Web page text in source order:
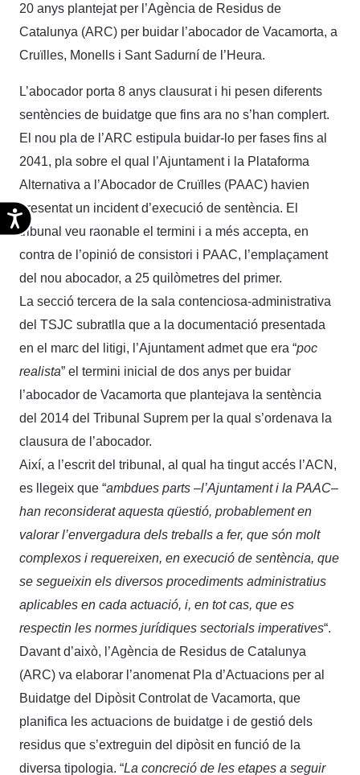
Accesibilidad
20 anys plantejat per l’Agència de Residus de
Catalunya (ARC) per buidar l’abocador de Vacamorta, a
Cruïlles, Monells i Sant Sadurní de l’Heura.
L’abocador porta 8 anys clausurat i hi pesen diferents
sentències de buidatge que fins ara no s’han complert.
El nou pla de l’ARC estipula buidar-lo per fases fins al
2041, pla sobre el qual l’Ajuntament i la Plataforma
Alternativa a l’Abocador de Cruïlles (PAAC) havien
presentat un incident d’execució de sentència. El
tribunal veu raonable el termini i a més accepta, en
contra de l’opinió de consistori i PAAC, l’emplaçament
del nou abocador, a 25 quilòmetres del primer.
La secció tercera de la sala contenciosa-administrativa
del TSJC subratlla que a la documentació presentada
en el marc del litigi, l’Ajuntament admet que era “poc
realista” el termini inicial de dos anys per buidar
l’abocador de Vacamorta que plantejava la sentència
del 2014 del Tribunal Suprem per la qual s’ordenava la
clausura de l’abocador.
Així, a l’escrit del tribunal, al qual ha tingut accés l’ACN,
es llegeix que “ambdues parts –l’Ajuntament i la PAAC–
han reconsiderat aquesta qüestió, probablement en
valorar l’envergadura dels treballs a fer, que són molt
complexos i requereixen, en execució de sentència, que
se segueixin els diversos procediments administratius
aplicables en cada actuació, i, en tot cas, que es
respectin les normes jurídiques sectorials imperatives“.
Davant d’això, l’Agència de Residus de Catalunya
(ARC) va elaborar l’anomenat Pla d’Actuacions per al
Buidatge del Dipòsit Controlat de Vacamorta, que
planifica les actuacions de buidatge i de gestió dels
residus que s’extreguin del dipòsit en funció de la
diversa tipologia. “La concreció de les etapes a seguir